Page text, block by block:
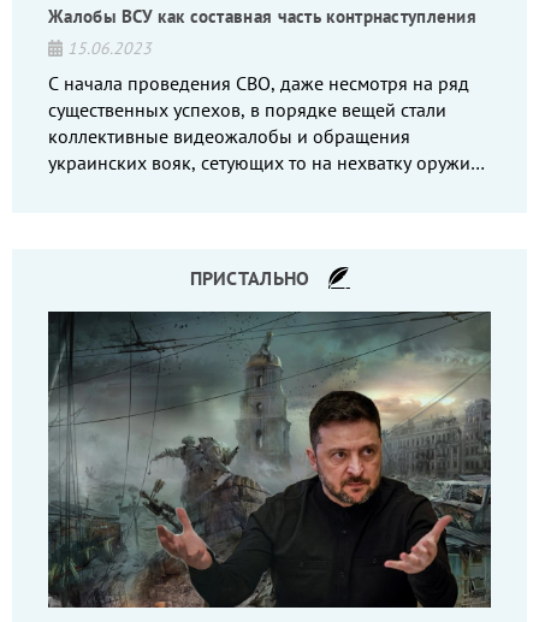
Жалобы ВСУ как составная часть контрнаступления
15.06.2023
С начала проведения СВО, даже несмотря на ряд
существенных успехов, в порядке вещей стали
коллективные видеожалобы и обращения
украинских вояк, сетующих то на нехватку оружия,
ПРИСТАЛЬНО